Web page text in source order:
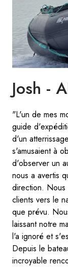
Josh -
"L'un de mes
guide
d'un
s'amusaient à
d'observer un
nous a avertis
direction. Nous
clients vers le
que prévu.
laissant notre
l'a ignoré et
Depuis le
incroyable